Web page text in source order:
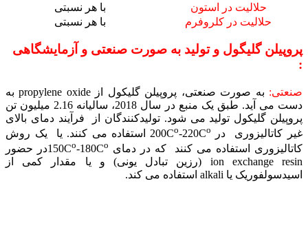
حلالیت در استون
با هر نسبتی
حلالیت در کلروفرم
با هر نسبتی
پروپیلن گلیگول و تولید به صورت صنعتی و آزمایشگاهی
:
صنعتی:
به صورت صنعتی، پروپیلن گلیکول از propylene oxide به
دست می آید. طبق یک منبع در سال 2018، سالیانه 2.16 میلیون تن
پروپیلن گلیکول تولید می شود. تولیدکنندگان از فرآیند دمای بالای
غیر کاتالیزوری در 200C
o-220Co
استفاده می کنند. یا یک روش
کاتالیزوری استفاده می کنند که در دمای 150C
o-180Co
در حضور
ion exchange resin (رزین تبادل یونی) و یا مقدار کمی از
اسیدسولفوریک یا alkali استفاده می کند.